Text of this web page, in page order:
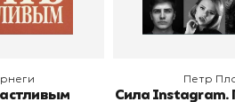
Петр
Сила Instagram.